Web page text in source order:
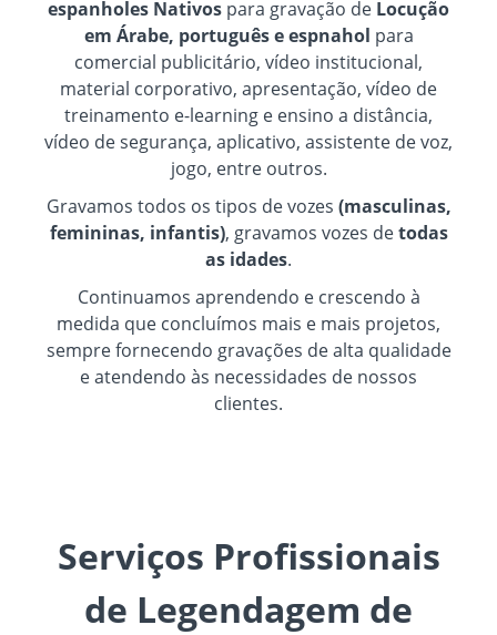
espanholes Nativos para gravação de Locução
em Árabe, português e espnahol para
comercial publicitário, vídeo institucional,
material corporativo, apresentação, vídeo de
treinamento e-learning e ensino a distância,
vídeo de segurança, aplicativo, assistente de voz,
jogo, entre outros.
Gravamos todos os tipos de vozes (masculinas,
femininas, infantis), gravamos vozes detodas
as idades.
Continuamos aprendendo e crescendo à
medida que concluímos mais e mais projetos,
sempre fornecendo gravações de alta qualidade
e atendendo às necessidades de nossos
clientes.
Serviços Profissionais
de Legendagem de